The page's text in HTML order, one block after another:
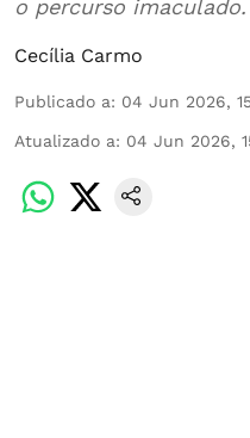
o percurso imaculado.
Cecília Carmo
Publicado a: 04 Jun 2026,
Atualizado a: 04 Jun 2026,